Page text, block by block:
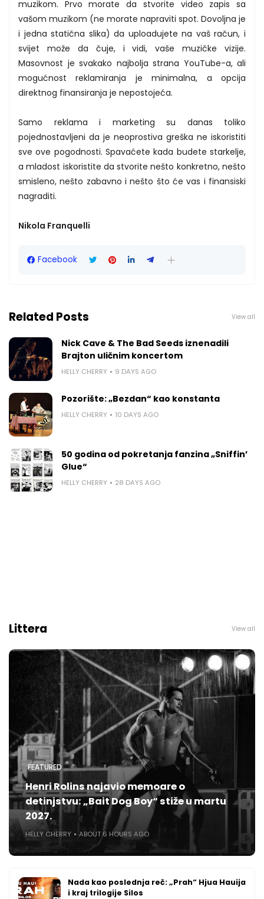
muzikom. Prvo morate da stvorite video zapis sa
vašom muzikom (ne morate napraviti spot. Dovoljna je
i jedna statična slika) da uploadujete na vaš račun, i
svijet može da čuje, i vidi, vaše muzičke vizije.
Masovnost je svakako najbolja strana YouTube-a, ali
mogućnost reklamiranja je minimalna, a opcija
direktnog finansiranja je nepostojeća.
Samo reklama i marketing su danas toliko
pojednostavljeni da je neoprostiva greška ne iskoristiti
sve ove pogodnosti. Spavaćete kada budete starkelje,
a mladost iskoristite da stvorite nešto konkretno, nešto
smisleno, nešto zabavno i nešto što će vas i finansiski
nagraditi.
Nikola Franquelli
Facebook
Related Posts View all
Nick Cave & The Bad Seeds iznenadili
Brajton uličnim koncertom
HELLY CHERRY 9 DAYS AGO
Pozorište: „Bezdan“ kao konstanta
HELLY CHERRY 10 DAYS AGO
50 godina od pokretanja fanzina „Sniffin’
Glue“
HELLY CHERRY 28 DAYS AGO
Littera View all
FEATURED
Henri Rolins najavio memoare o
detinjstvu: „Bait Dog Boy“ stiže u martu
2027.
HELLY CHERRY ABOUT 6 HOURS AGO
Nada kao poslednja reč: „Prah“ Hjua Hauija
i kraj trilogije Silos